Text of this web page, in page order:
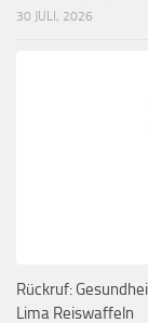
30 JULI, 2026
Rückruf:
Lima Reiswaffeln